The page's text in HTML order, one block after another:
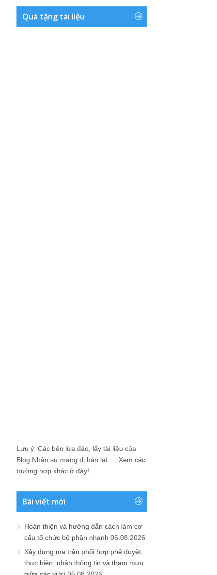
Quà tặng tài liệu
Lưu ý: Các bên lừa đảo, lấy tài liệu của
Blog Nhân sự mang đi bán lại .... Xem các
trường hợp khác ở đây!
Bài viết mới
Hoàn thiện và hướng dẫn cách làm cơ
cấu tổ chức bộ phận nhanh 06.08.2026
Xây dựng ma trận phối hợp phê duyệt,
thực hiện, nhận thông tin và tham mưu